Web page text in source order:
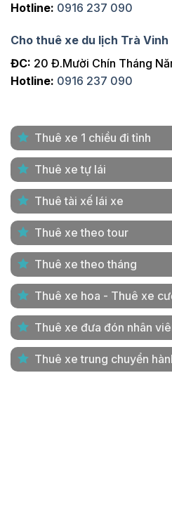
Hotline: 0916 237 090
Cho thuê xe du lịch Trà Vinh
ĐC: 20 Đ.Mười Chín Tháng
Hotline: 0916 237 090
Thuê xe 1 chiều đi tỉnh
Thuê xe tự lái
Thuê tài xế lái xe
Thuê xe theo tour
Thuê xe theo tháng
Thuê xe hoa - Thuê xe
Thuê xe đưa đón nhân
Thuê xe trung chuyển